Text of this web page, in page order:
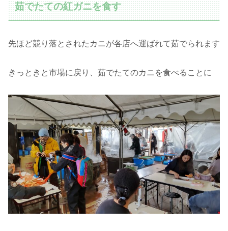
茹でたての紅ガニを食す
先ほど競り落とされたカニが各店へ運ばれて茹でられます
きっときと市場に戻り、茹でたてのカニを食べることに